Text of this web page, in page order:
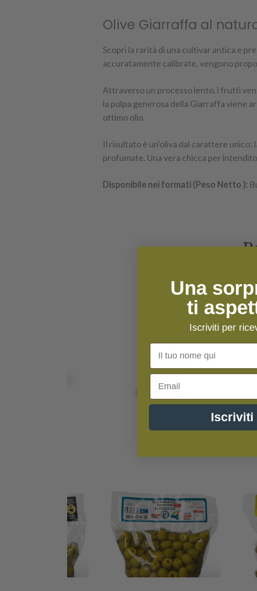
Olive Giarraffa al
Scopri la rarità di una cultivar antica e
accuratamente calibrate, vengono
Attraverso un processo lento, i frutti
la polpa generosa della Giarraffa viene
ottimo olio.
Il risultato è un'oliva dal carattere unico:
profumate. Una vera chicca per
Disponibile nei formati (Peso Netto ):
Una
ti
Iscriviti per
Nome
Email
Iscriviti